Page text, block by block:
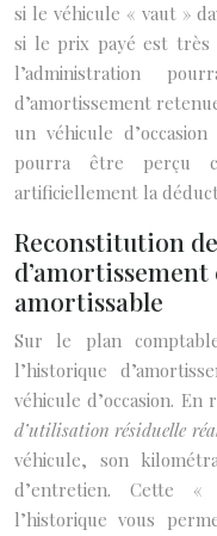
si le véhicule « vaut »
si le prix payé est très
l’administration
d’amortissement
un véhicule
pourra être perçu
artificiellement la
Reconstitution
amortissable
Sur le plan
l’historique
véhicule d’occasion.
d’utilisation résiduelle
véhicule, son
d’entretien. Cette «
l’historique vous